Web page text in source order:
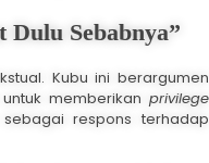
Sebabnya”
Kubu ini berargumen
memberikan privilege
respons terhadap